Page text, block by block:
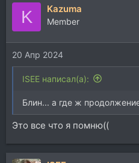
K Kazuma
Member
20 Апр 2024
ISEE написал(а):
Блин... а где ж
Это все что я помню((